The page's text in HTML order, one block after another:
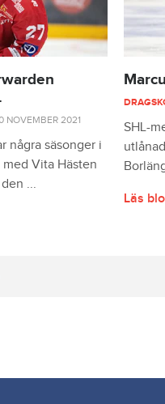
NOVEMBER 2021
några säsonger i
Vita Hästen
...
SHL-
Läs